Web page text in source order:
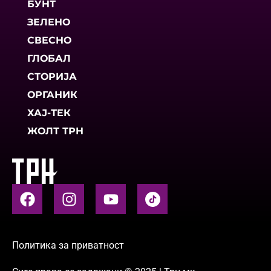
БУНТ
ЗЕЛЕНО
СВЕСНО
ГЛОБАЛ
СТОРИЈА
ОРГАНИК
ХАЈ-ТЕК
ЖОЛТ ТРН
Политика за приватност